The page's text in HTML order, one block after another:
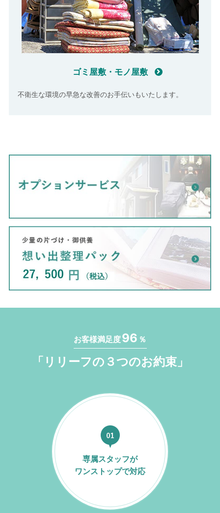
ゴミ屋敷・モノ屋敷
不衛生な環境の早急な改善のお手伝いもいたします。
お客様満足度96 ％
「リリーフの３つのお約束」
専属スタッフが
ワンストップで対応